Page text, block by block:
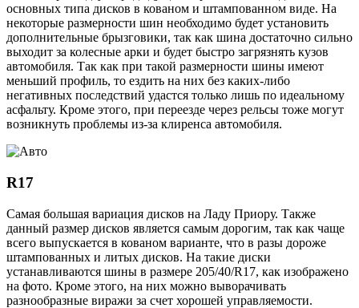
основных типа дисков в кованом и штампованном виде. На
некоторые размерности шин необходимо будет установить
дополнительные брызговики, так как шина достаточно сильно
выходит за колесные арки и будет быстро загрязнять кузов
автомобиля. Так как при такой размерности шины имеют
меньший профиль, то ездить на них без каких-либо
негативных последствий удастся только лишь по идеальному
асфальту. Кроме этого, при переезде через рельсы тоже могут
возникнуть проблемы из-за клиренса автомобиля.
R17
Самая большая вариация дисков на Ладу Приору. Также
данный размер дисков является самым дорогим, так как чаще
всего выпускается в кованом варианте, что в разы дороже
штампованных и литых дисков. На такие диски
устанавливаются шины в размере 205/40/R17, как изображено
на фото. Кроме этого, на них можно выворачивать
разнообразные виражи за счет хорошей управляемости.